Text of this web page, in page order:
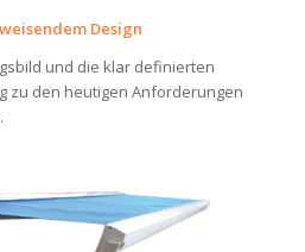
Design
und die klar definierten
zu den heutigen Anforderungen